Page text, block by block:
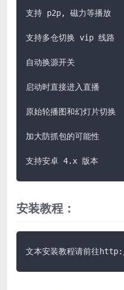
支持 p2p, 磁力等播放
支持多仓切换 vip 线路
自动换源开关
启动时直接进入直播
原始轮播图和幻灯片切换
加大防抓包的可能性
支持安卓 4.x 版本
安装教程：
文本安装教程请前往